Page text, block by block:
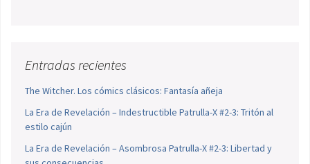
Entradas recientes
The Witcher. Los cómics clásicos: Fantasía añeja
La Era de Revelación – Indestructible Patrulla-X #2-3: Tritón al
estilo cajún
La Era de Revelación – Asombrosa Patrulla-X #2-3: Libertad y